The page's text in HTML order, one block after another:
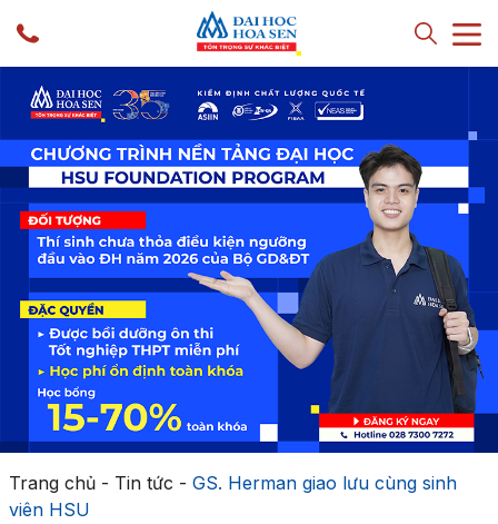
Trang chủ- Tin tức - GS. Herman giao lưu cùng sinh
viên HSU